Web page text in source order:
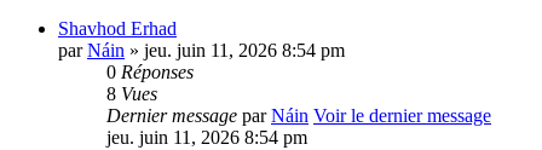
Shavhod Erhad
parNáin » jeu. juin 11, 2026 8:54 pm
0 Réponses
8 Vues
Dernier message parNáin Voir le dernier message
jeu. juin 11, 2026 8:54 pm